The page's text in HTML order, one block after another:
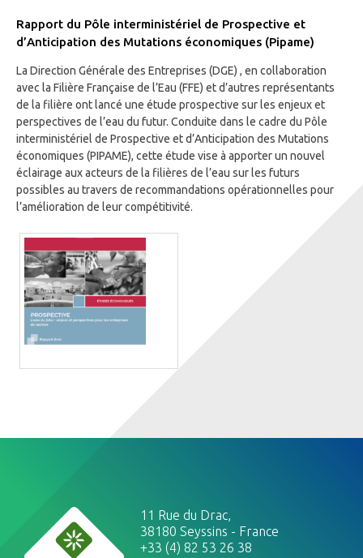
Rapport du Pôle interministériel de Prospective et
d’Anticipation des Mutations économiques (Pipame)
La Direction Générale des Entreprises (DGE) , en collaboration
avec la Filière Française de l’Eau (FFE) et d’autres représentants
de la filière ont lancé une étude prospective sur les enjeux et
perspectives de l’eau du futur. Conduite dans le cadre du Pôle
interministériel de Prospective et d’Anticipation des Mutations
économiques (PIPAME), cette étude vise à apporter un nouvel
éclairage aux acteurs de la filières de l’eau sur les futurs
possibles au travers de recommandations opérationnelles pour
l’amélioration de leur compétitivité.
11 Rue du Drac,
38180 Seyssins - France
+33 (4) 82 53 26 38